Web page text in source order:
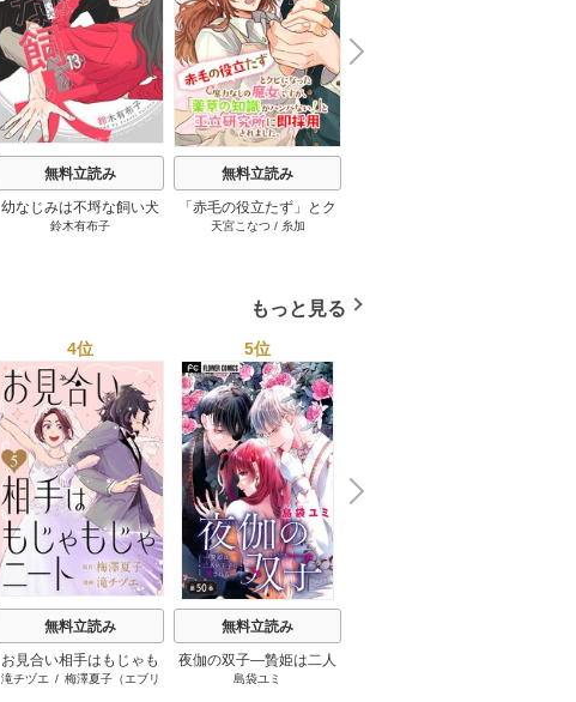
無料立読み
幼なじみは不埒な飼い犬
13巻
鈴木有布子
無料立読み
「赤毛の役立たず」とク
ビになった魔力なしの魔
た。[ばら売り] 31巻
天宮こなつ / 糸加
N
e
x
t
もっと見る
4位
無料立読み
お見合い相手はもじゃも
じゃニート
滝チヅエ / 梅澤夏子（エブリ
5位
無料立読み
夜伽の双子―贄姫は二人
の王子に愛される―【マ
島袋ユミ
N
e
x
t